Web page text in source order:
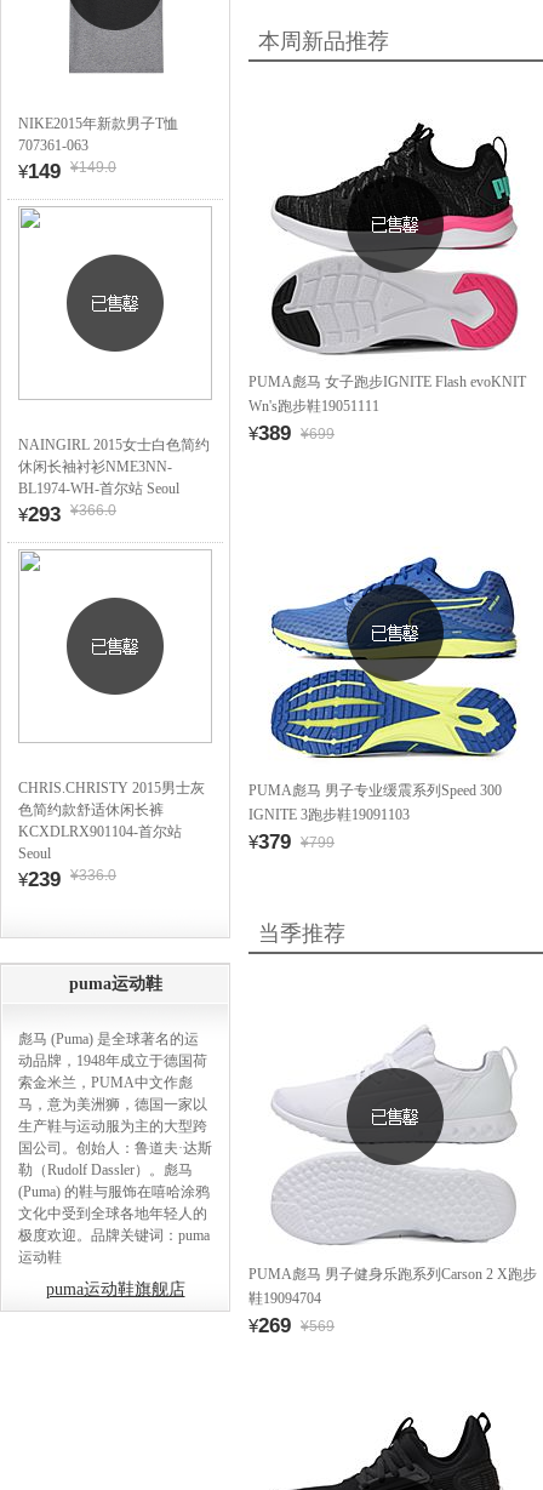
NIKE2015年新款男子T恤
707361-063
¥149 ¥149.0
NAINGIRL 2015女士白色简约
休闲长袖衬衫NME3NN-
BL1974-WH-首尔站 Seoul
¥293 ¥366.0
CHRIS.CHRISTY 2015男士灰
色简约款舒适休闲长裤
KCXDLRX901104-首尔站
Seoul
¥239 ¥336.0
puma运动鞋
彪马 (Puma) 是全球著名的运
动品牌，1948年成立于德国荷
索金米兰，PUMA中文作彪
马，意为美洲狮，德国一家以
生产鞋与运动服为主的大型跨
国公司。创始人：鲁道夫·达斯
勒（Rudolf Dassler）。彪马
(Puma) 的鞋与服饰在嘻哈涂鸦
文化中受到全球各地年轻人的
极度欢迎。品牌关键词：puma
运动鞋
puma运动鞋旗舰店
本周新品推荐
PUMA彪马 女子跑步IGNITE Flash evoKNIT
Wn's跑步鞋19051111
¥389 ¥699
PUMA彪马 男子专业缓震系列Speed 300
IGNITE 3跑步鞋19091103
¥379 ¥799
当季推荐
PUMA彪马 男子健身乐跑系列Carson 2 X跑步
鞋19094704
¥269 ¥569